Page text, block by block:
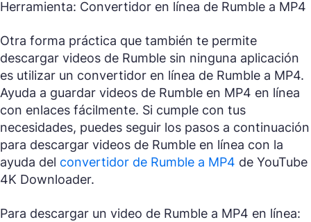
Herramienta: Convertidor en línea de Rumble a MP4
Otra forma práctica que también te permite
descargar videos de Rumble sin ninguna aplicación
es utilizar un convertidor en línea de Rumble a MP4.
Ayuda a guardar videos de Rumble en MP4 en línea
con enlaces fácilmente. Si cumple con tus
necesidades, puedes seguir los pasos a continuación
para descargar videos de Rumble en línea con la
ayuda del convertidor de Rumble a MP4 de YouTube
4K Downloader.
Para descargar un video de Rumble a MP4 en línea: